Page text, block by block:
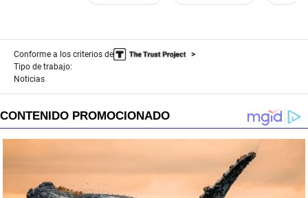
Conforme a los criterios de
Tipo de trabajo:
Noticias